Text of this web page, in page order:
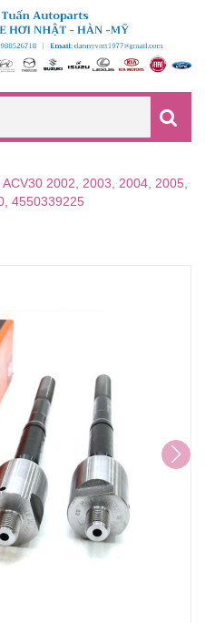
2002, 2003, 2004, 2005,
4550339225